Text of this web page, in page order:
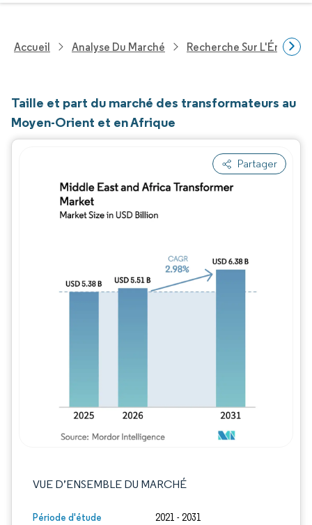
Accueil Analyse Du Marché Recherche Sur
Taille et part du marché des transformateurs au
Moyen-Orient et en Afrique
Partager
VUE D’ENSEMBLE DU MARCHÉ
Période d'étude 2021 - 2031